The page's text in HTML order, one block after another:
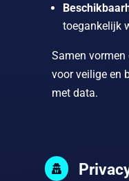
toegankelijk
Samen vormen
voor veilige en
met data.
